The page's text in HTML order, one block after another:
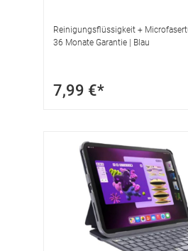
Reinigungsflüssigkeit +
36 Monate Garantie | Blau
7,99 €*